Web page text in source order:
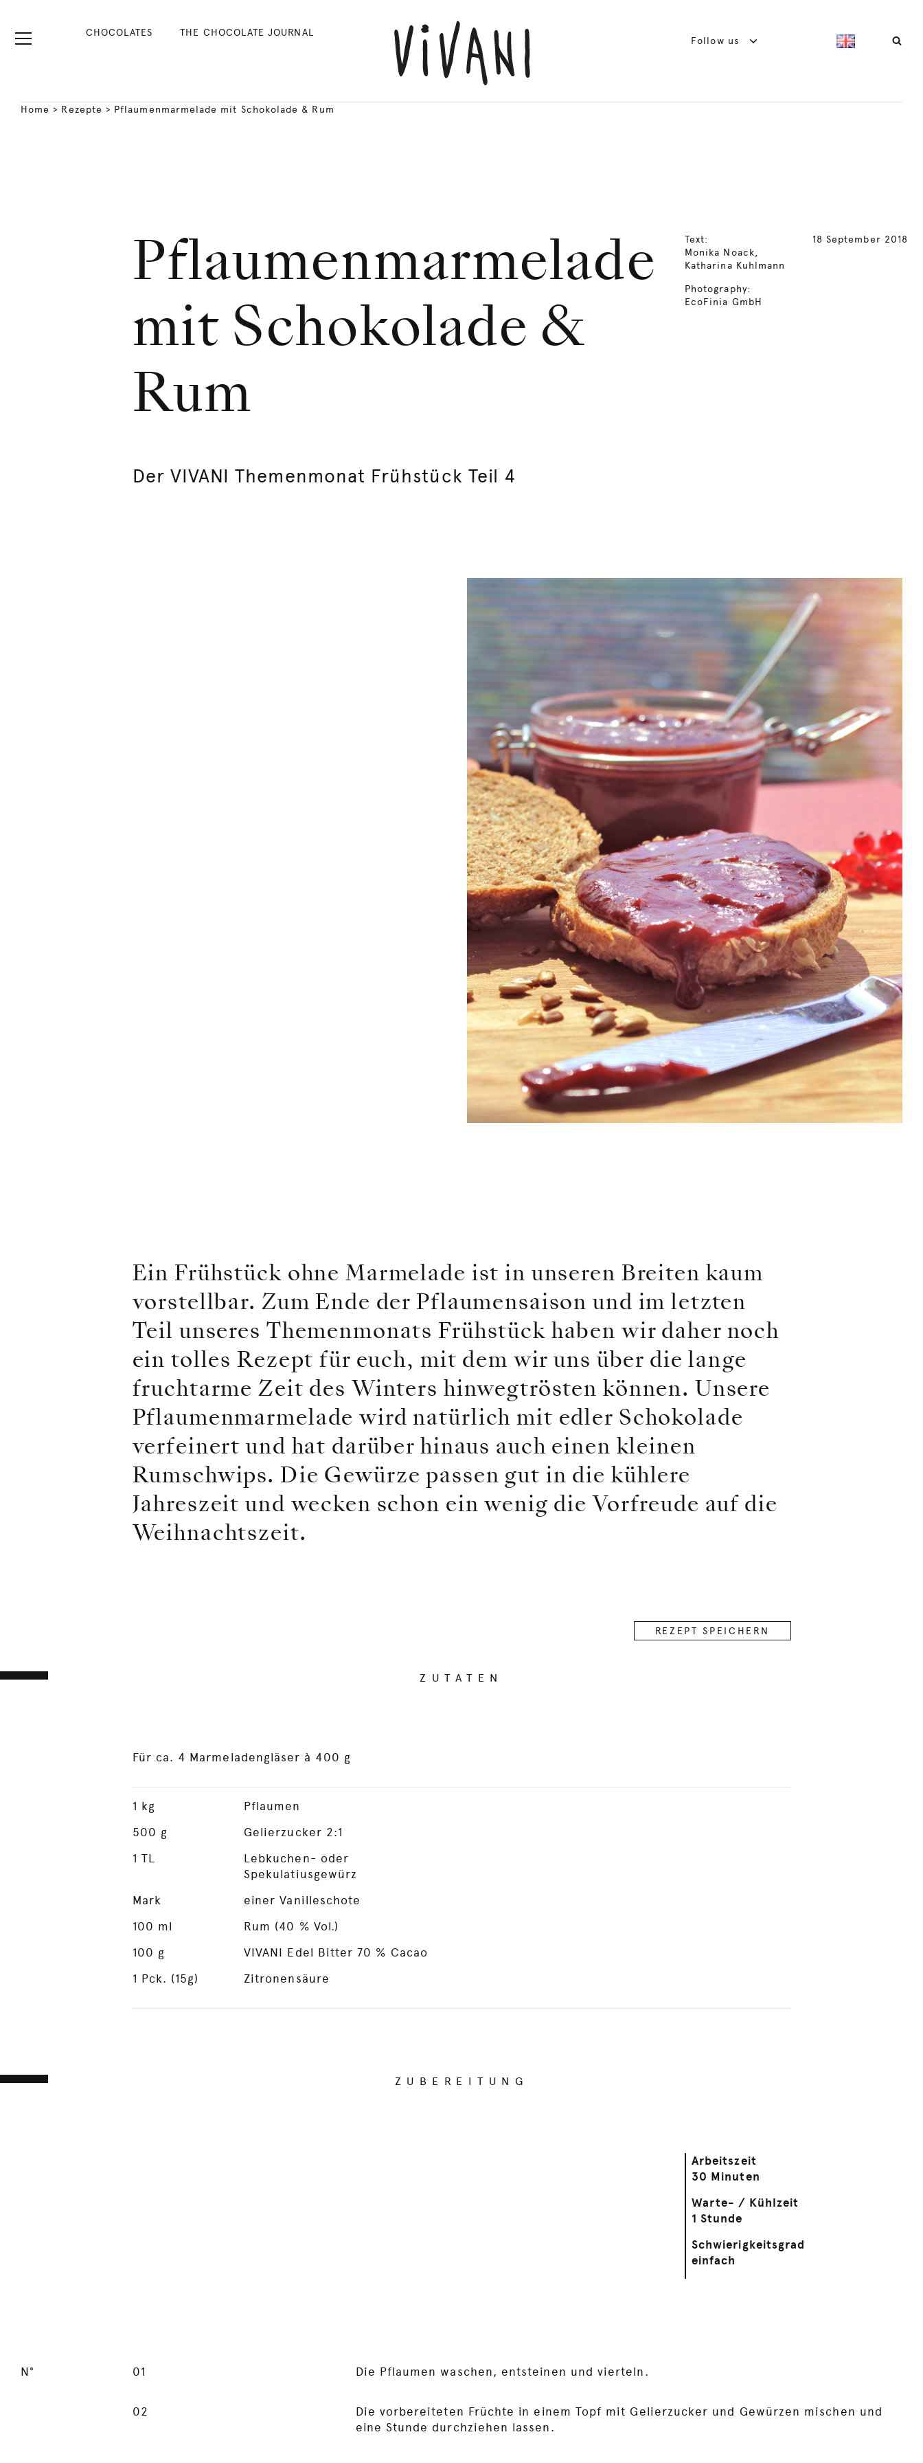
CHOCOLATES THE CHOCOLATE JOURNAL
Follow us
Home > Rezepte > Pflaumenmarmelade mit Schokolade & Rum
Pflaumenmarmelade
mit Schokolade &
Rum
Der VIVANI Themenmonat Frühstück Teil 4
Text:
Monika Noack,
Katharina Kuhlmann
Photography:
EcoFinia GmbH
18 September 2018
Ein Frühstück ohne Marmelade ist in unseren Breiten kaum
vorstellbar. Zum Ende der Pflaumensaison und im letzten
Teil unseres Themenmonats Frühstück haben wir daher noch
ein tolles Rezept für euch, mit dem wir uns über die lange
fruchtarme Zeit des Winters hinwegtrösten können. Unsere
Pflaumenmarmelade wird natürlich mit edler Schokolade
verfeinert und hat darüber hinaus auch einen kleinen
Rumschwips. Die Gewürze passen gut in die kühlere
Jahreszeit und wecken schon ein wenig die Vorfreude auf die
Weihnachtszeit.
REZEPT SPEICHERN
ZUTATEN
Für ca. 4 Marmeladengläser à 400 g
1 kg
Pflaumen
500 g
Gelierzucker 2:1
1 TL
Lebkuchen- oder
Spekulatiusgewürz
Mark
einer Vanilleschote
100 ml
Rum (40 % Vol.)
100 g
VIVANI Edel Bitter 70 % Cacao
1 Pck. (15g) Zitronensäure
ZUBEREITUNG
Arbeitszeit
30 Minuten
Warte- / Kühlzeit
1 Stunde
Schwierigkeitsgrad
einfach
N° 01 Die Pflaumen waschen, entsteinen und vierteln.
02
Die vorbereiteten Früchte in einem Topf mit Gelierzucker und Gewürzen mischen und
eine Stunde durchziehen lassen.